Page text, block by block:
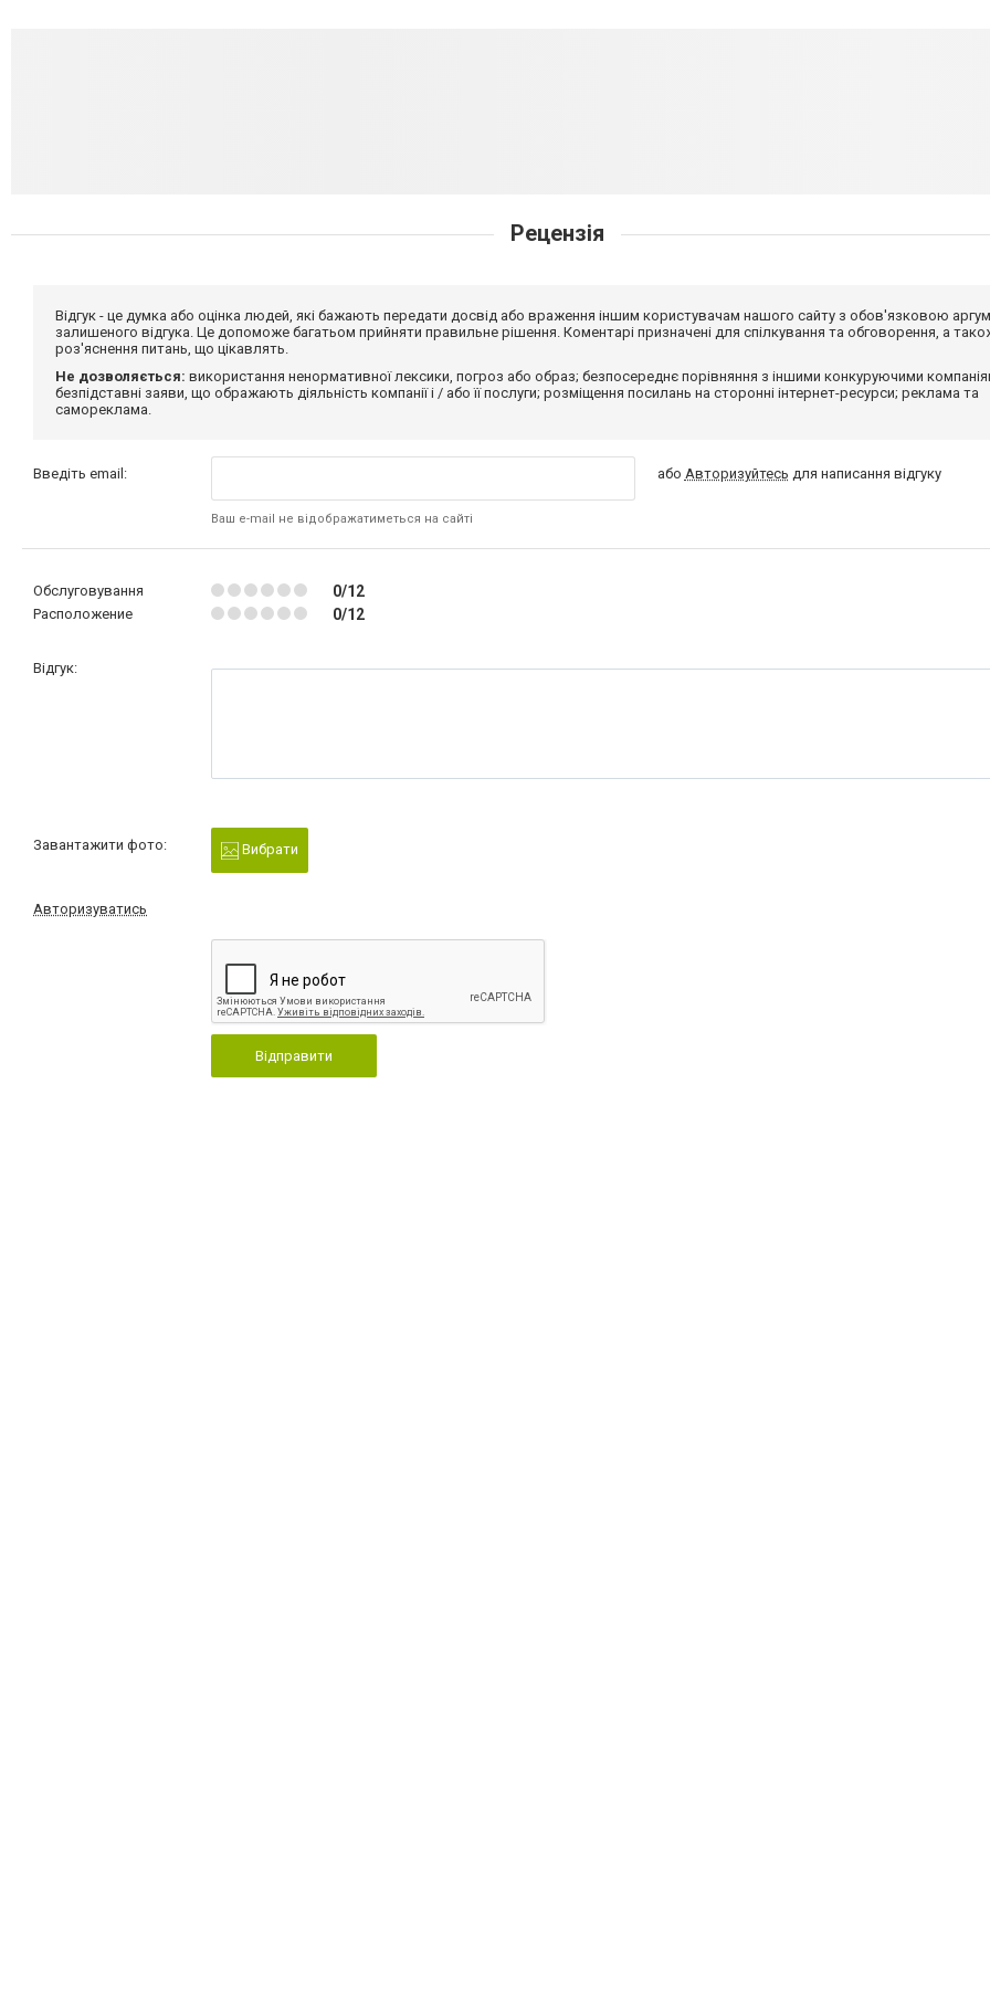
Рецензія
Відгук - це думка або оцінка людей, які бажають передати досвід або враження іншим користувачам нашого сайту з обов'язковою
залишеного відгука. Це допоможе багатьом прийняти правильне рішення. Коментарі призначені для спілкування та обговорення, а
роз'яснення питань, що цікавлять.
Не дозволяється: використання ненормативної лексики, погроз або образ; безпосереднє порівняння з іншими конкуруючими
безпідставні заяви, що ображають діяльність компанії і / або її послуги; розміщення посилань на сторонні інтернет-ресурси; реклама та
самореклама.
Введіть email:
Ваш e-mail не відображатиметься на сайті
або Авторизуйтесь для написання відгуку
Обслуговування 0/12
Расположение 0/12
Відгук:
Завантажити фото: Вибрати
Авторизуватись
Відправити